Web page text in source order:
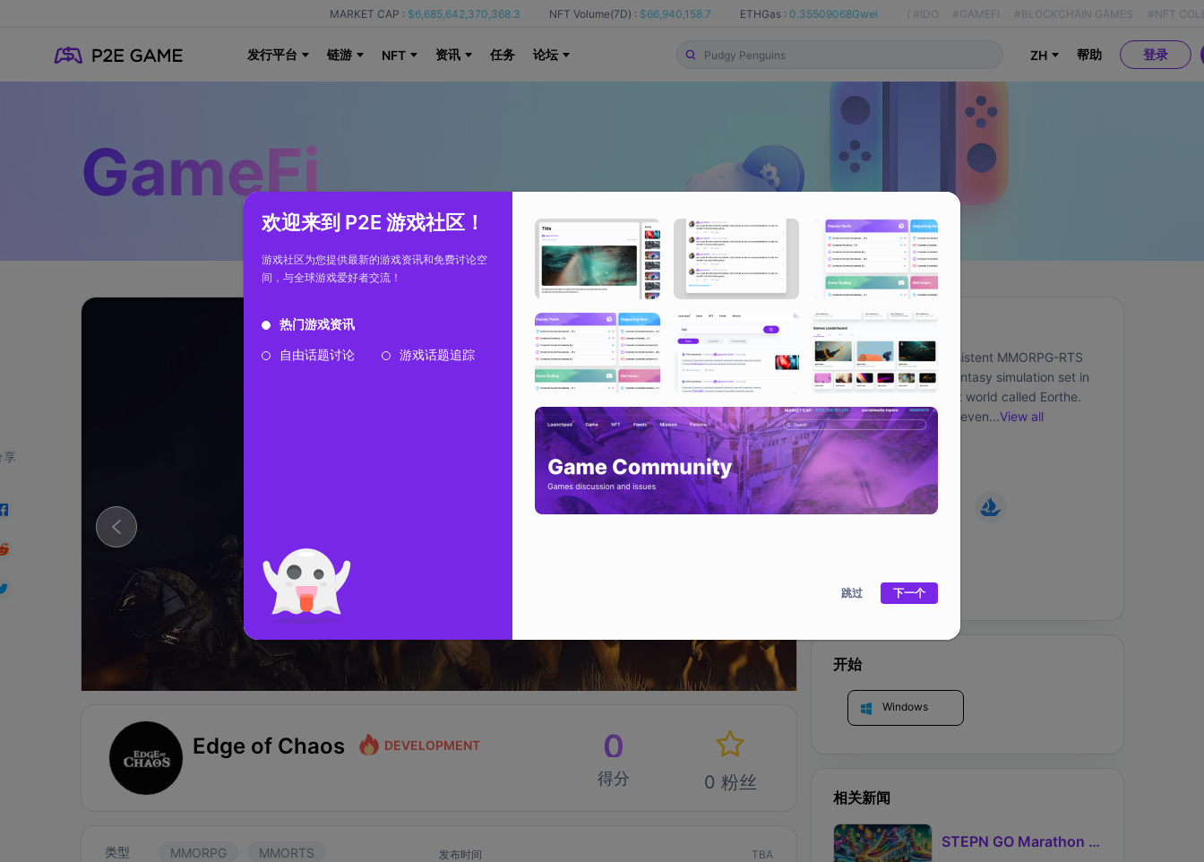
MARKET CAP : $6,685,642,370,368.3 NFT Volume(7D) : $66,940,158.7 ETHGas : 0.35509068Gwei ( #IDO #GAMEFI #BLOCKCHAIN GAMES #NFT
发行平台 链游 NFT 资讯 任务 论坛 ZH 帮助 登录
欢迎来到 P2E 游戏社区！
游戏社区为您提供最新的游戏资讯和免费讨论空
间，与全球游戏爱好者交流！
热门游戏资讯
自由话题讨论
游戏话题追踪
跳过 下一个
GameFi
享
Edge of Chaos DEVELOPMENT 0
得分 0 粉丝
类型 MMORPG
MMORTS
发布时间
TBA
关于
dge of Chaos is a persistent MMORPG-RTS
game and medieval fantasy simulation set in
an evolving, persistent world called Eorthe.
Emergent effects and events procedurally
shape the natural order of the world, as well as
the social and political landscape. No two
realms (shards) will ever be alike. No two
experiences the same.
...View all
社交媒体
开始
Windows
相关新闻
STEPN GO Marathon Challenge Season 3: Sign-Ups Live With Teams and Missed-Day Insurance